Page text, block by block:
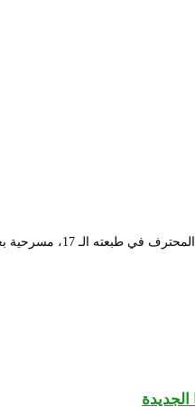
قدم المسرح الجهوي